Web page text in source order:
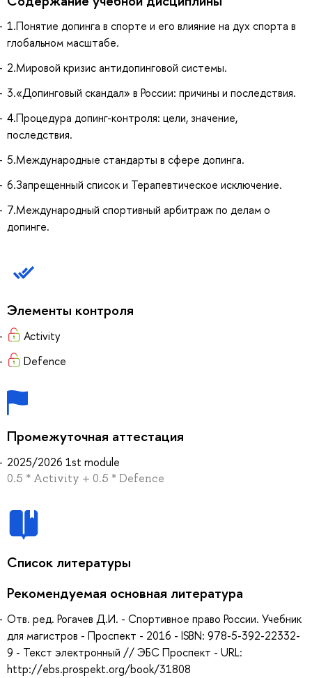
1.Понятие допинга в спорте и его влияние на дух спорта в
глобальном масштабе.
2.Мировой кризис антидопинговой системы.
3.«Допинговый скандал» в России: причины и последствия.
4.Процедура допинг-контроля: цели, значение,
последствия.
5.Международные стандарты в сфере допинга.
6.Запрещенный список и Терапевтическое исключение.
7.Международный спортивный арбитраж по делам о
допинге.
Элементы контроля
Activity
Defence
Промежуточная аттестация
2025/2026 1st module
0.5 * Activity + 0.5 * Defence
Список литературы
Рекомендуемая основная литература
Отв. ред. Рогачев Д.И. - Спортивное право России. Учебник
для магистров - Проспект - 2016 - ISBN: 978-5-392-22332-
9 - Текст электронный // ЭБС Проспект - URL:
http://ebs.prospekt.org/book/31808